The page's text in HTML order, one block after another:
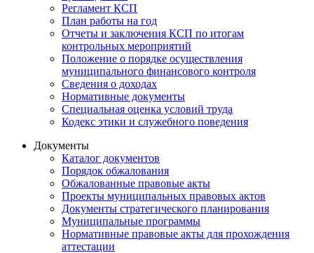
Регламент КСП
План работы на год
Отчеты и заключения КСП по итогам
контрольных мероприятий
Положение о порядке осуществления
муниципального финансового контроля
Сведения о доходах
Нормативные документы
Специальная оценка условий труда
Кодекс этики и служебного поведения
Документы
Каталог документов
Порядок обжалования
Обжалованные правовые акты
Проекты муниципальных правовых актов
Документы стратегического планирования
Муниципальные программы
Нормативные правовые акты для прохождения
аттестации